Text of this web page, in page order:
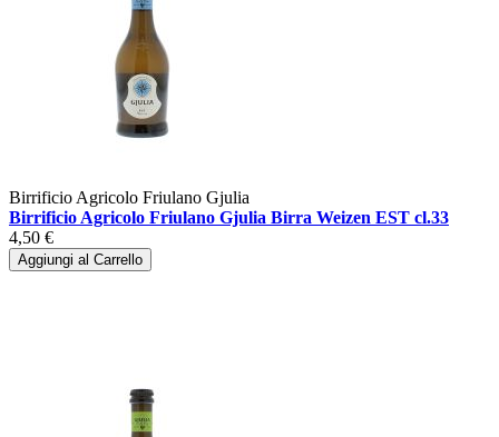
Birrificio Agricolo Friulano Gjulia
Birrificio Agricolo Friulano Gjulia Birra Weizen EST cl.33
4,50 €
Aggiungi al Carrello